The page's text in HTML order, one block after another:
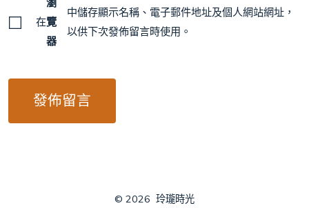
在
瀏
覽
器
中儲存顯示名稱、電子郵件地址及個人網站網址，
以供下次發佈留言時使用。
© 2026 玲瓏時光